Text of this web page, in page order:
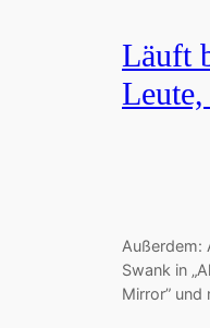
Läuft
Außerdem:
Swank in
Mirror” und